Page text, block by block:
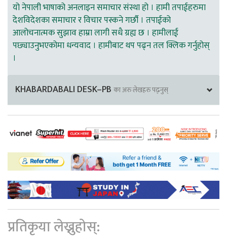
यो नेपाली भाषाको अनलाइन समाचार संस्था हो । हामी तपाईहरुमा
देशविदेशका समाचार र विचार पस्कने गर्छौ । तपाईको
आलोचनात्मक सुझाव हाम्रा लागी सधै ग्रह्य छ । हामीलाई
पछ्याउनुभएकोमा धन्यवाद । हामीबाट थप पढ्न तल क्लिक गर्नुहोस्
।
KHABARDABALI DESK–PB का अरु लेखहरु पढ्नुस्
प्रतिकृया लेख्नुहोस्: